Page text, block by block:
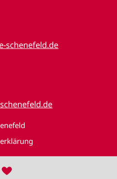
schenefeld.de
♥